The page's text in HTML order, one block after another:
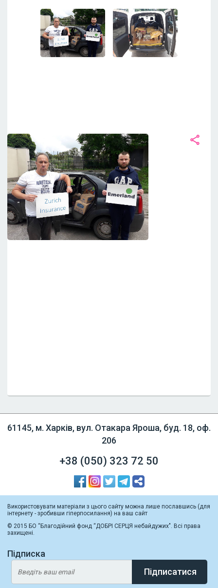
61145, м. Харків, вул. Отакара Яроша, буд. 18, оф.
206
+38 (050) 323 72 50
Використовувати матеріали з цього сайту можна лише пославшись (для
інтернету - зробивши гіперпосилання) на ваш сайт
© 2015 БО “Благодійний фонд “ДОБРІ СЕРЦЯ небайдужих". Всі права
захищені.
Підписка